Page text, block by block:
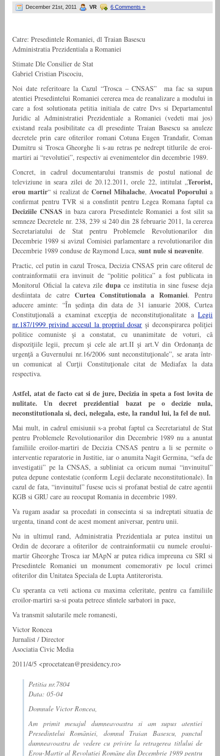
December 21st, 2011 VR 6 Comments »
Catre: Presedintele Romaniei, dl Traian Basescu
Administratia Prezidentiala a Romaniei
Stimate Dle Consilier de Stat
Gabriel Cristian Piscociu,
Noi date referitoare la Cazul “Trosca – CNSAS” ma fac sa supun
atentiei Presedintelui Romaniei cererea mea de reanalizare a modului in
care a fost solutionata petitia initiala de catre Dvs si Departamentul
Juridic al Administratiei Prezidentiale a Romaniei (vedeti mai jos)
existand reala posibilitate ca dl presedinte Traian Basescu sa anuleze
decretele prin care ofiterilor romani Cotuna Eugen Trandafir, Coman
Dumitru si Trosca Gheorghe li s-au retras pe nedrept titlurile de eroi-
martiri ai “revolutiei”, respectiv ai evenimentelor din decembrie 1989.
Concret, in cadrul documentarului transmis de postul national de
televiziune in seara zilei de 20.12.2011, orele 22, intitulat „Terorist,
erou martir“ si realizat de Cornel Mihalache, Avocatul Poporului a
confirmat pentru TVR si a consfintit pentru Legea Romana faptul ca
Deciziile CNSAS in baza carora Presedintele Romaniei a fost silit sa
semneze Decretele nr. 238, 239 si 240 din 28 februarie 2011, la cererea
Secretariatului de Stat pentru Problemele Revolutionarilor din
Decembrie 1989 si avizul Comisiei parlamentare a revolutionarilor din
Decembrie 1989 conduse de Raymond Luca, sunt nule si neavenite.
Practic, cel putin in cazul Trosca, Decizia CNSAS prin care ofiterul de
contrainformatii era invinuit de “politie politica” a fost publicata in
Monitorul Oficial la cateva zile dupa ce institutia in sine fusese deja
desfiintata de catre Curtea Constitutionala a Romaniei. Pentru
aducere aminte: “În şedinţa din data de 31 ianuarie 2008, Curtea
Constituţională a examinat excepţia de neconstituţionalitate a Legii
nr.187/1999 privind accesul la propriul dosar şi deconspirarea poliţiei
politice comuniste şi a constatat, cu unanimitate de voturi, că
dispoziţiile legii, precum şi cele ale art.II şi art.V din Ordonanţa de
urgenţă a Guvernului nr.16/2006 sunt neconstituţionale”, se arata într-
un comunicat al Curţii Constituţionale citat de Mediafax la data
respectiva.
Astfel, atat de facto cat si de jure, Decizia in speta a fost lovita de
nulitate. Un decret prezidential bazat pe o decizie nula,
neconstitutionala si, deci, nelegala, este, la randul lui, la fel de nul.
Mai mult, in cadrul emisiunii s-a probat faptul ca Secretariatul de Stat
pentru Problemele Revolutionarilor din Decembrie 1989 nu a anuntat
familiile eroilor-martiri de Decizia CNSAS pentru a li se permite o
interventie reparatorie in Justitie, iar o anumita Nagit Germina, “sefa de
investigatii” pe la CNSAS, a subliniat ca oricum numai “invinuitul”
putea depune contestatie (conform Legii declarate neconstitutionale). In
cazul de fata, “invinuitul” fusese ucis si profanat bestial de catre agentii
KGB si GRU care au reocupat Romania in decembrie 1989.
Va rugam asadar sa procedati in consecinta si sa indreptati situatia de
urgenta, tinand cont de acest moment aniversar, pentru unii.
Nu in ultimul rand, Administratia Prezidentiala ar putea institui un
Ordin de decorare a ofiterilor de contrainformatii cu numele eroului-
martir Gheorghe Trosca iar MApN ar putea ridica impreuna cu SRI si
Presedintele Romaniei un monument comemorativ pe locul crimei
ofiterilor din Unitatea Speciala de Lupta Antiterorista.
Cu speranta ca veti actiona cu maxima celeritate, pentru ca familiile
eroilor-martiri sa-si poata petrece sfintele sarbatori in pace,
Va transmit salutarile mele romanesti,
Victor Roncea
Jurnalist / Director
Asociatia Civic Media
2011/4/5 <procetatean@presidency.ro>
Petitia nr.7804
Data: 05-04
Domnule Victor Roncea,
Am primit mesajul dumneavoastra si am supus atentiei
Presedintelui Romāniei, domnul Traian Basescu, punctul
dumneavoastra de vedere cu privire la retragerea titlului de
Erou-Martir al Revolutiei Romāne din Decembrie 1989 pentru